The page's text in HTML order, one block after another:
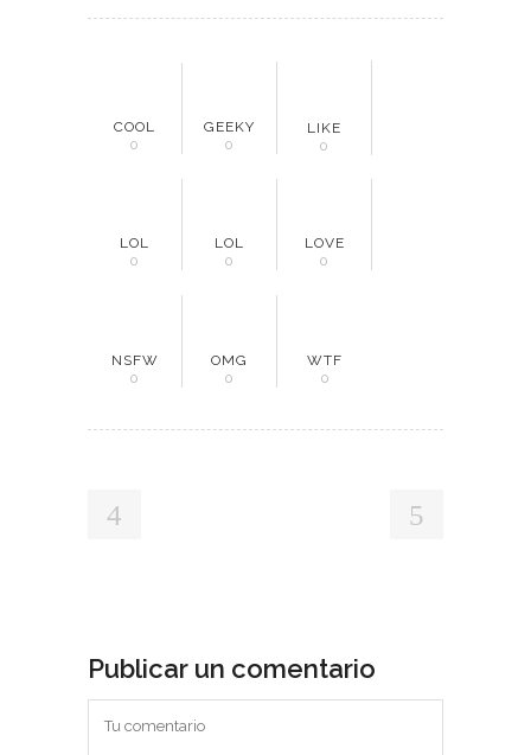
COOL
0
GEEKY
0
LIKE
0
LOL
0
LOL
0
LOVE
0
NSFW
0
OMG
0
WTF
0
Publicar un comentario